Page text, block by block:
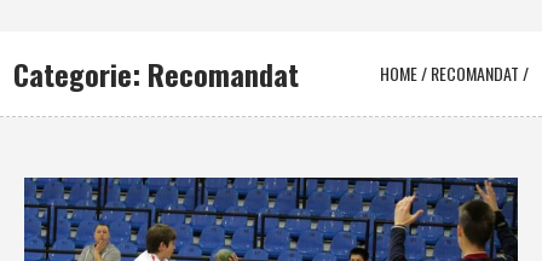
Categorie: Recomandat HOME/RECOMANDAT/